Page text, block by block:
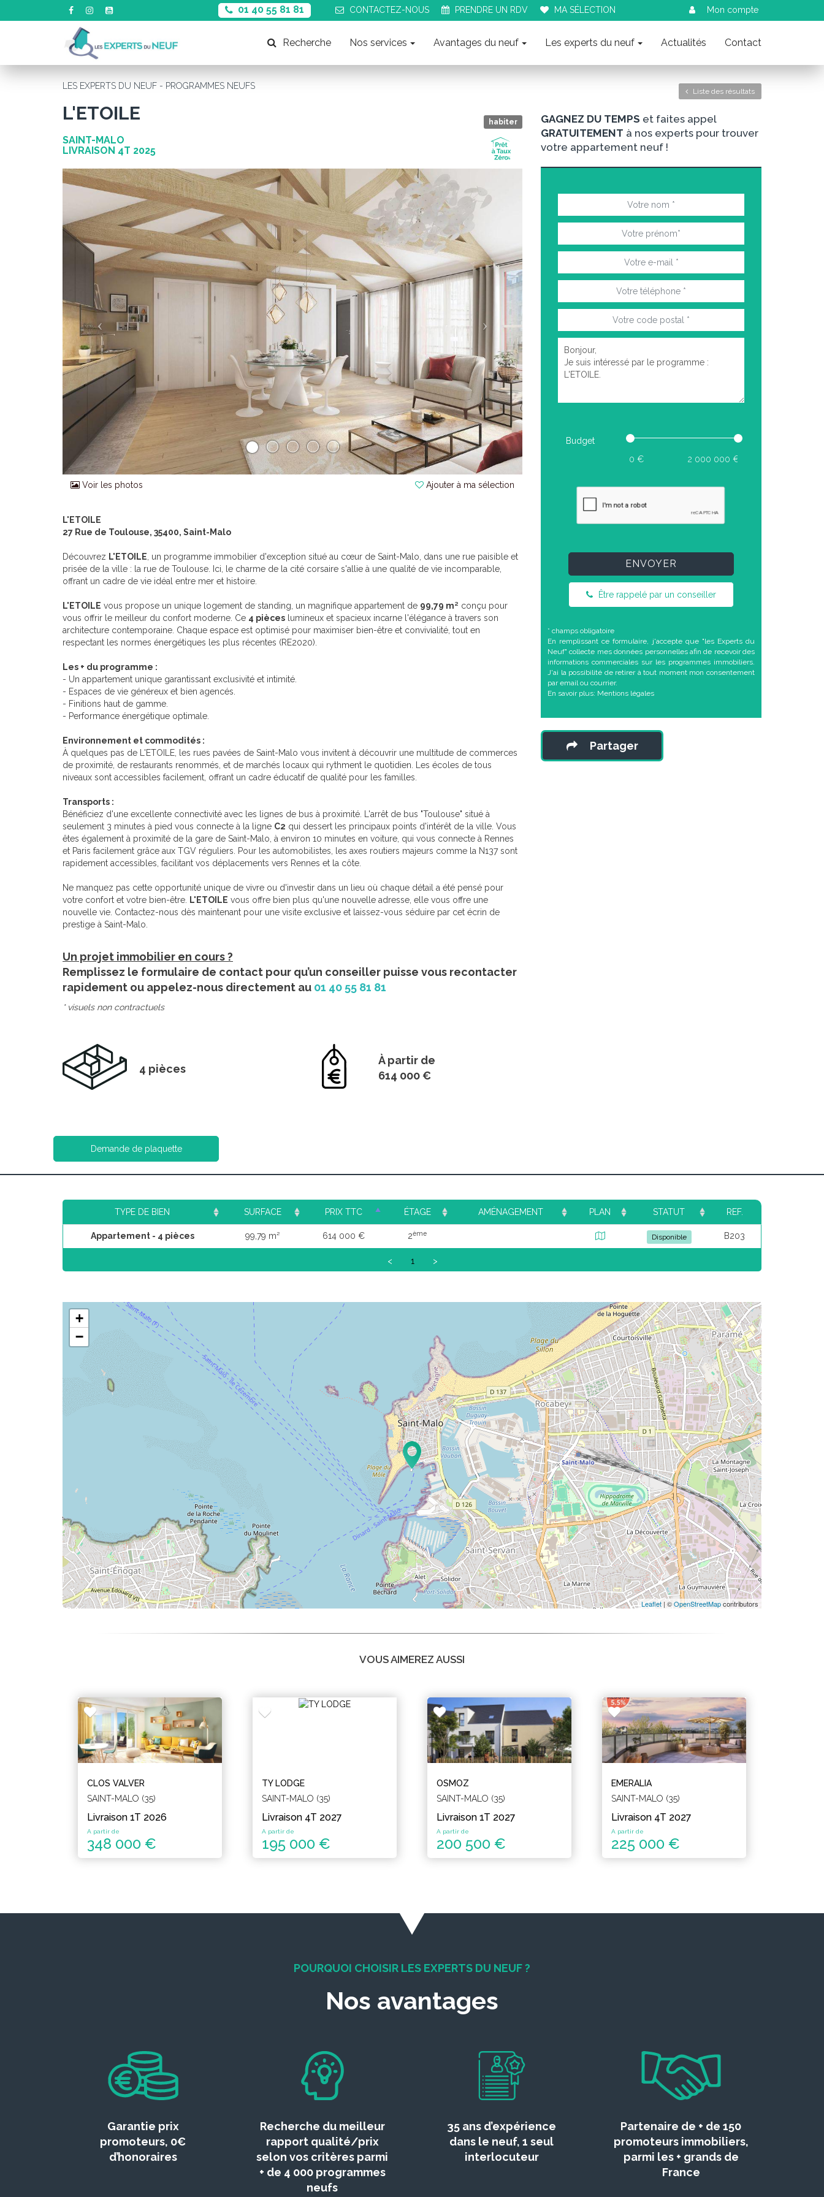
Mon compte
01 40 55 81 81 CONTACTEZ-NOUS PRENDRE UN RDV MA SÉLECTION
Recherche Nos services Avantages du neuf Les experts du neuf Actualités Contact
LES EXPERTS DU NEUF - PROGRAMMES NEUFS
Liste des résultats
habiter
L'ETOILE
SAINT-MALO
LIVRAISON 4T 2025
Précédent Suivant
Voir les photos Ajouter à ma sélection
L'ETOILE
27 Rue de Toulouse, 35400, Saint-Malo
Découvrez L'ETOILE , un programme immobilier d'exception situé au cœur de Saint-Malo, dans une rue paisible et
prisée de la ville : la rue de Toulouse. Ici, le charme de la cité corsaire s'allie à une qualité de vie incomparable,
offrant un cadre de vie idéal entre mer et histoire.
L'ETOILE vous propose un unique logement de standing, un magnifique appartement de 99,79 m² conçu pour
vous offrir le meilleur du confort moderne. Ce 4 pièces lumineux et spacieux incarne l'élégance à travers son
architecture contemporaine. Chaque espace est optimisé pour maximiser bien-être et convivialité, tout en
respectant les normes énergétiques les plus récentes (RE2020).
Les + du programme :
- Un appartement unique garantissant exclusivité et intimité.
- Espaces de vie généreux et bien agencés.
- Finitions haut de gamme.
- Performance énergétique optimale.
Environnement et commodités :
À quelques pas de L'ETOILE, les rues pavées de Saint-Malo vous invitent à découvrir une multitude de commerces
de proximité, de restaurants renommés, et de marchés locaux qui rythment le quotidien. Les écoles de tous
niveaux sont accessibles facilement, offrant un cadre éducatif de qualité pour les familles.
Transports :
Bénéficiez d'une excellente connectivité avec les lignes de bus à proximité. L'arrêt de bus "Toulouse" situé à
seulement 3 minutes à pied vous connecte à la ligne C2 qui dessert les principaux points d'intérêt de la ville. Vous
êtes également à proximité de la gare de Saint-Malo, à environ 10 minutes en voiture, qui vous connecte à Rennes
et Paris facilement grâce aux TGV réguliers. Pour les automobilistes, les axes routiers majeurs comme la N137 sont
rapidement accessibles, facilitant vos déplacements vers Rennes et la côte.
Ne manquez pas cette opportunité unique de vivre ou d'investir dans un lieu où chaque détail a été pensé pour
votre confort et votre bien-être.
L'ETOILE vous offre bien plus qu'une nouvelle adresse, elle vous offre une
nouvelle vie. Contactez-nous dès maintenant pour une visite exclusive et laissez-vous séduire par cet écrin de
prestige à Saint-Malo.
Un projet immobilier en cours ?
Remplissez le formulaire de contact pour qu’un conseiller puisse vous recontacter
rapidement ou appelez-nous directement au 01 40 55 81 81
* visuels non contractuels
4 pièces
À partir de
614 000 €
Demande de plaquette
GAGNEZ DU TEMPS et faites appel
GRATUITEMENT à nos experts pour trouver
votre appartement neuf !
Budget
ENVOYER
Être rappelé par un conseiller
* champs obligatoire
En remplissant ce formulaire, j'accepte que "les Experts du
Neuf" collecte mes données personnelles afin de recevoir des
informations commerciales sur les programmes immobiliers.
J'ai la possibilité de retirer à tout moment mon consentement
par email ou courrier.
En savoir plus: Mentions légales
Partager
TYPE DE BIEN SURFACE PRIX TTC ÉTAGE AMÉNAGEMENT PLAN STATUT REF.
Appartement - 4 pièces 99,79 m² 614 000 € 2ème Disponible B203
< 1 >
+
−
Leaflet | ©OpenStreetMapcontributors
VOUS AIMEREZ AUSSI
CLOS VALVER
SAINT-MALO (35)
Livraison 1T 2026
A partir de
348 000 €
TY LODGE
SAINT-MALO (35)
Livraison 4T 2027
A partir de
195 000 €
OSMOZ
SAINT-MALO (35)
Livraison 1T 2027
A partir de
200 500 €
EMERALIA
SAINT-MALO (35)
Livraison 4T 2027
A partir de
225 000 €
POURQUOI CHOISIR LES EXPERTS DU NEUF ?
Nos avantages
Garantie prix
promoteurs, 0€
d’honoraires
Recherche du meilleur
rapport qualité/prix
selon vos critères parmi
+ de 4 000 programmes
neufs
35 ans d’expérience
dans le neuf, 1 seul
interlocuteur
Partenaire de + de 150
promoteurs immobiliers,
parmi les + grands de
France